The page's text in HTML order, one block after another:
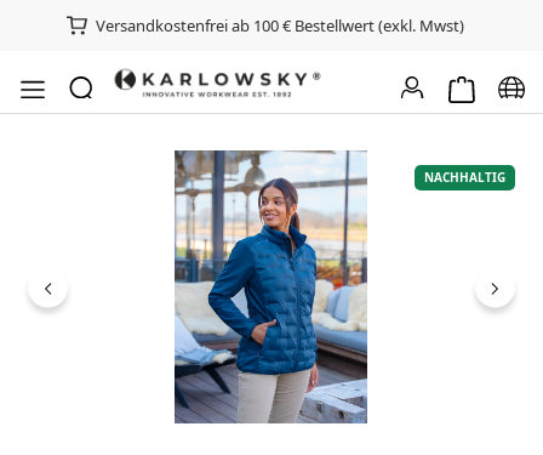
Versandkostenfrei ab 100 € Bestellwert (exkl. Mwst)
Bildergalerie überspringen
NACHHALTIG